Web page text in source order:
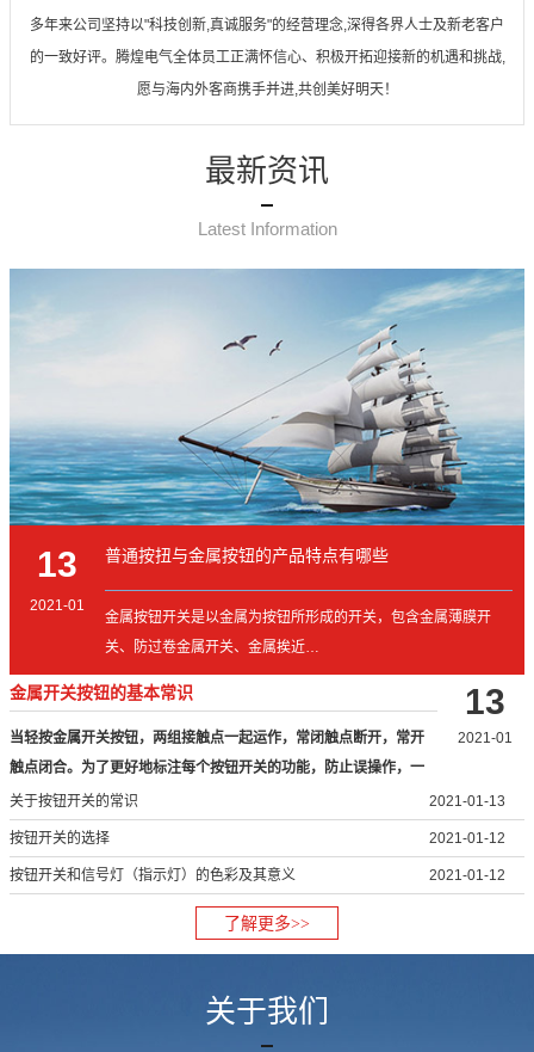
多年来公司坚持以"科技创新,真诚服务"的经营理念,深得各界人士及新老客户
的一致好评。腾煌电气全体员工正满怀信心、积极开拓迎接新的机遇和挑战,
愿与海内外客商携手并进,共创美好明天！
最新资讯
Latest Information
13
2021-01
普通按扭与金属按钮的产品特点有哪些
金属按钮开关是以金属为按钮所形成的开关，包含金属薄膜开
关、防过卷金属开关、金属挨近…
金属开关按钮的基本常识
当轻按金属开关按钮，两组接触点一起运作，常闭触点断开，常开
触点闭合。为了更好地标注每个按钮开关的功能，防止误操作，一
般将按…
13
2021-01
2021-01-13
关于按钮开关的常识
2021-01-12
按钮开关的选择
2021-01-12
按钮开关和信号灯（指示灯）的色彩及其意义
了解更多>>
关于我们